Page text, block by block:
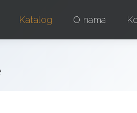
Katalog O nama